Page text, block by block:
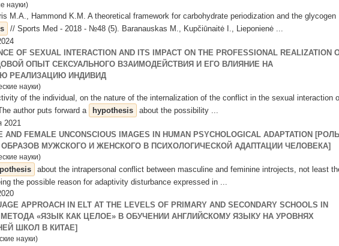
науки)
M.A., Hammond K.M. A theoretical framework for carbohydrate periodization and the glycogen
// Sports Med - 2018 - №48 (5). Baranauskas M., Kupčiūnaitė I., Lieponienė ...
OF SEXUAL INTERACTION AND ITS IMPACT ON THE PROFESSIONAL REALIZATION
ОПЫТ СЕКСУАЛЬНОГО ВЗАИМОДЕЙСТВИЯ И ЕГО ВЛИЯНИЕ НА
РЕАЛИЗАЦИЮ ИНДИВИД
науки)
of the individual, on the nature of the internalization of the conflict in the sexual interaction
author puts forward a
hypothesis
about the possibility ...
2021
AND FEMALE UNCONSCIOUS IMAGES IN HUMAN PSYCHOLOGICAL ADAPTATION [РОЛЬ
МУЖСКОГО И ЖЕНСКОГО В ПСИХОЛОГИЧЕСКОЙ АДАПТАЦИИ ЧЕЛОВЕКА]
науки)
about the intrapersonal conflict between masculine and feminine introjects, not least
the possible reason for adaptivity disturbance expressed in ...
APPROACH IN ELT AT THE LEVELS OF PRIMARY AND SECONDARY SCHOOLS IN
МЕТОДА «ЯЗЫК КАК ЦЕЛОЕ» В ОБУЧЕНИИ АНГЛИЙСКОМУ ЯЗЫКУ НА УРОВНЯХ
ШКОЛ В КИТАЕ]
науки)